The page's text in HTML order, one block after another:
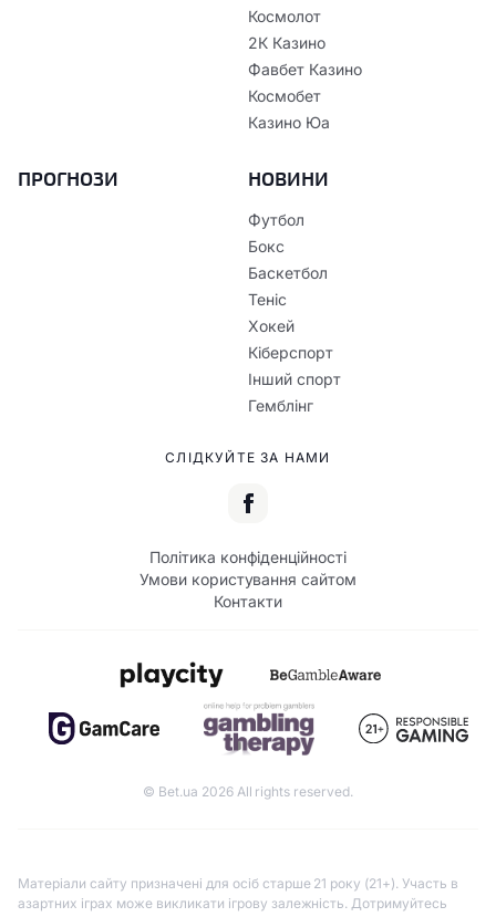
Космолот
2К Казино
Фавбет Казино
Космобет
Казино Юа
ПРОГНОЗИ НОВИНИ
Футбол
Бокс
Баскетбол
Теніс
Хокей
Кіберспорт
Інший спорт
Гемблінг
СЛІДКУЙТЕ ЗА НАМИ
Політика конфіденційності
Умови користування сайтом
Контакти
© Bet.ua 2026 All rights reserved.
Матеріали сайту призначені для осіб старше 21 року (21+). Участь в
азартних іграх може викликати ігрову залежність. Дотримуйтесь